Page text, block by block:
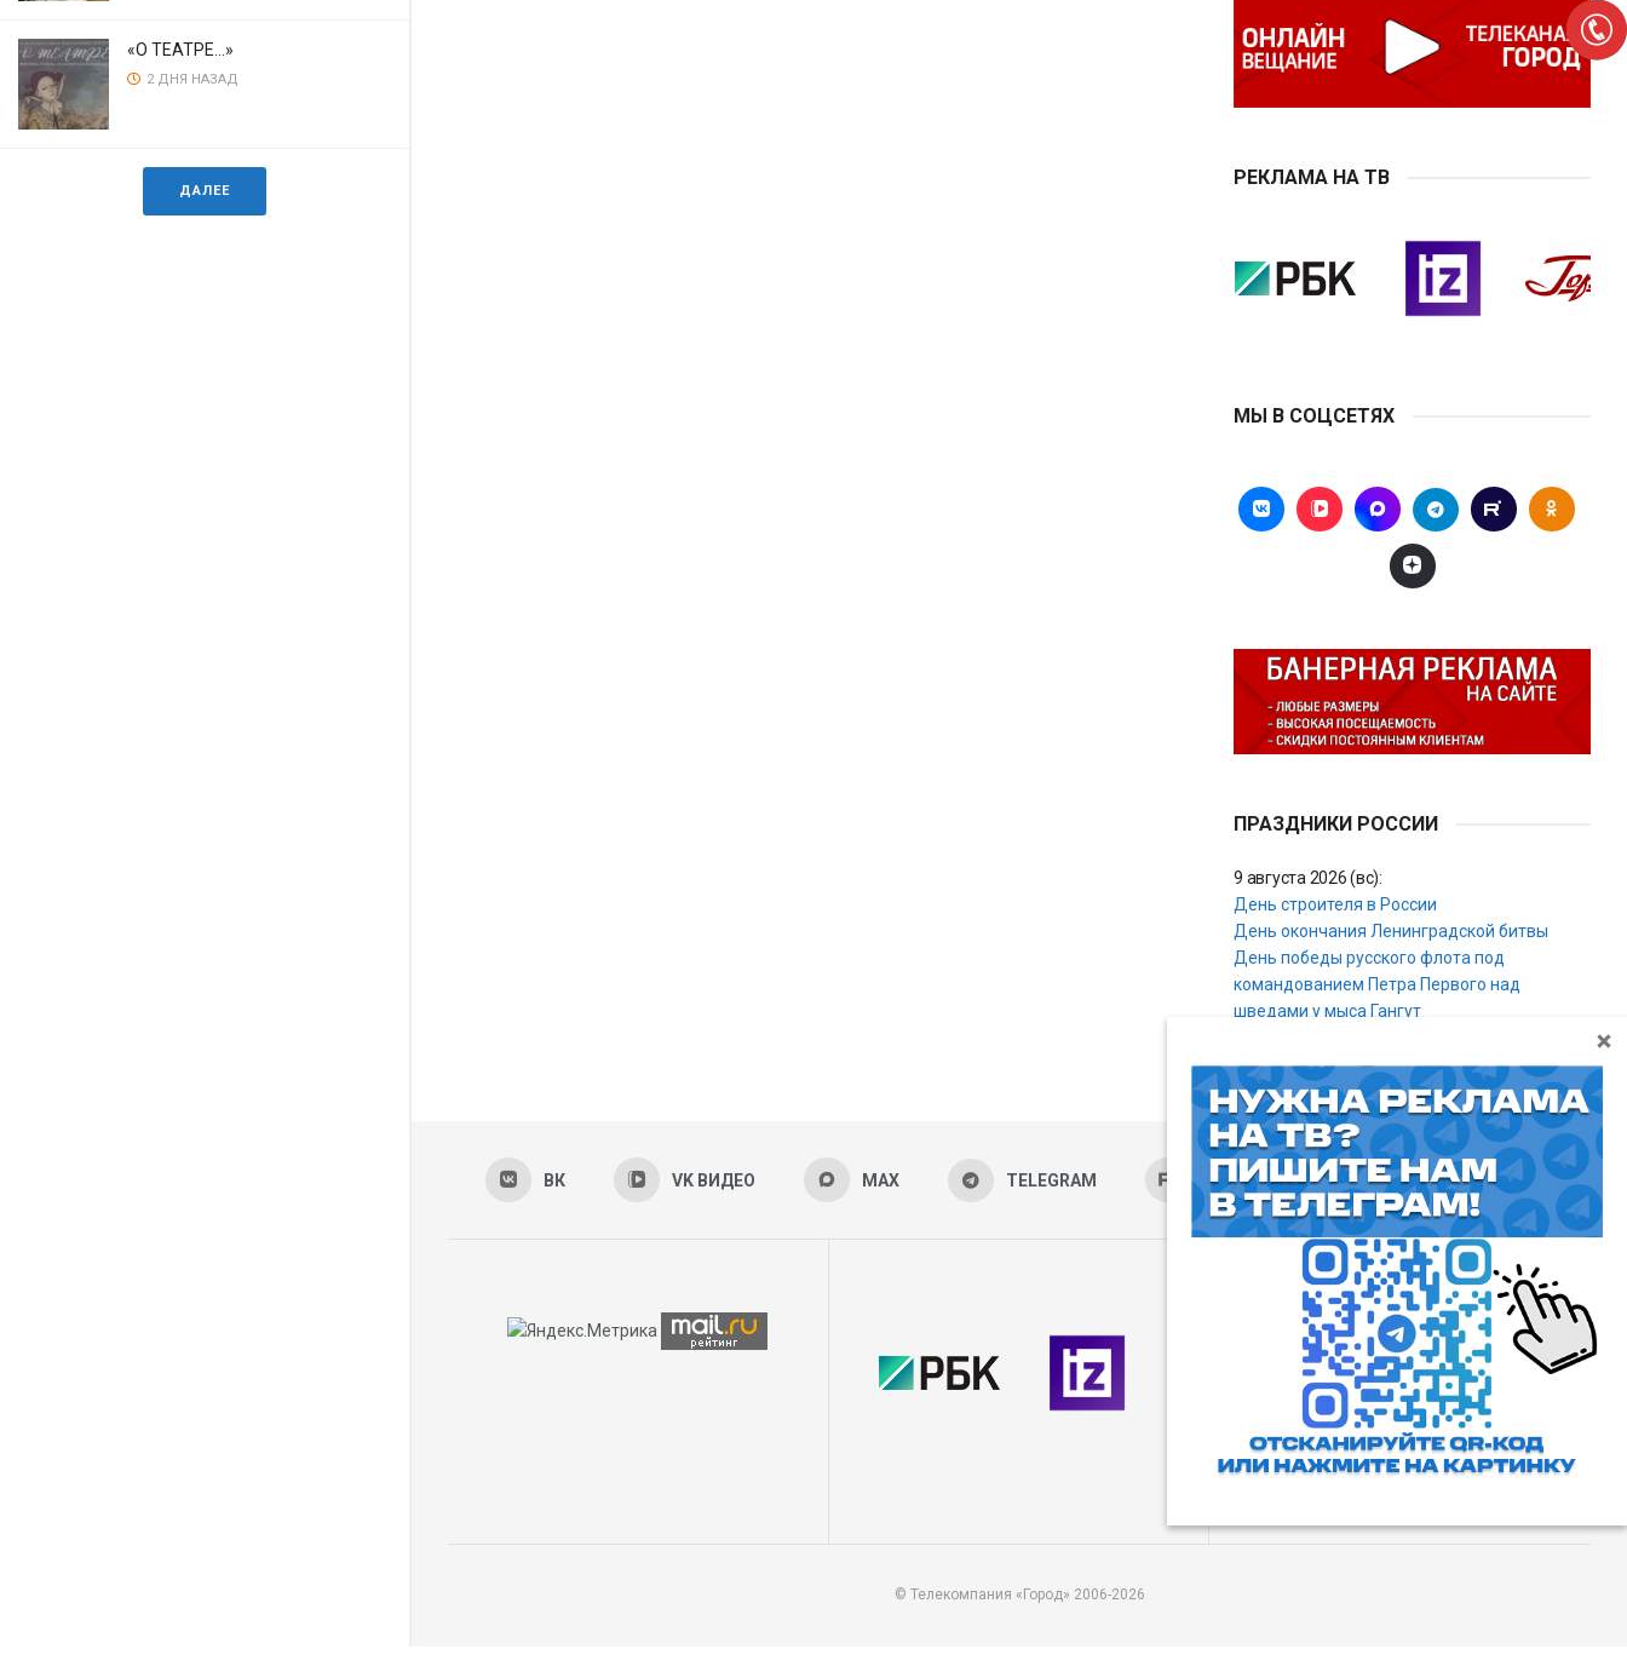
«О ТЕАТРЕ…»
2 ДНЯ НАЗАД
ДАЛЕЕ
РЕКЛАМА НА ТВ
МЫ В СОЦСЕТЯХ
ПРАЗДНИКИ РОССИИ
9 августа 2026 (вс):
День строителя в России
День окончания Ленинградской битвы
День победы русского флота под
командованием Петра Первого над
шведами у мыса Гангут
ВК VK ВИДЕО MAX TELEGRAM RUTUBE ОК ДЗЕН
Пользовательское соглашение
Все права защищены. Любое
использование материалов
допускается только с согласия
редакции, а также с ссылкой на
сайт.
© Телекомпания «Город» 2006-2026